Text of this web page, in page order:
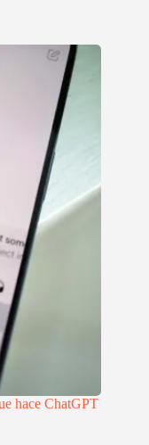
hace ChatGPT